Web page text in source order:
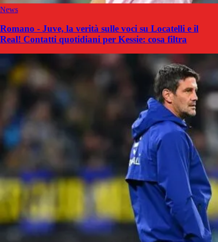
News
Romano - Juve, la verità sulle voci su Locatelli e il
Real! Contatti quotidiani per Kessie: cosa filtra